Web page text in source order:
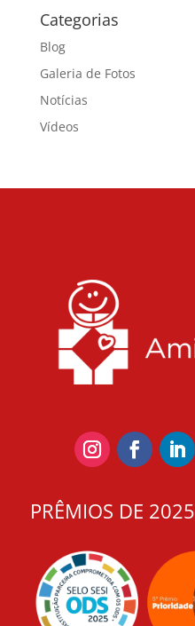
Categorias
Blog
Galeria de Fotos
Notícias
Vídeos
PRÊMIOS DE 2025